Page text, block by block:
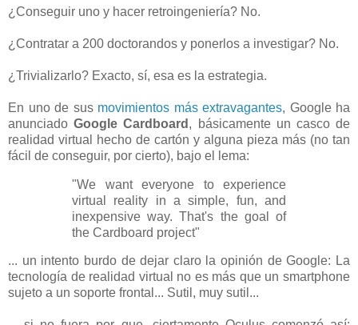
¿Conseguir uno y hacer retroingeniería? No.
¿Contratar a 200 doctorandos y ponerlos a investigar? No.
¿Trivializarlo? Exacto, sí, esa es la estrategia.
En uno de sus movimientos más extravagantes, Google ha
anunciadoGoogle Cardboard , básicamente un casco de
realidad virtual hecho de cartón y alguna pieza más (no tan
fácil de conseguir, por cierto), bajo el lema:
"We want everyone to experience
virtual reality in a simple, fun, and
inexpensive way. That's the goal of
the Cardboard project"
... un intento burdo de dejar claro la opinión de Google: La
tecnología de realidad virtual no es más que un smartphone
sujeto a un soporte frontal... Sutil, muy sutil...